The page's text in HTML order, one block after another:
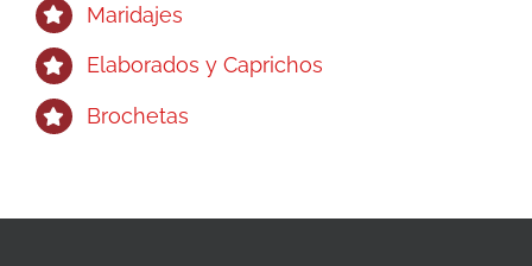
Maridajes
Elaborados y Caprichos
Brochetas